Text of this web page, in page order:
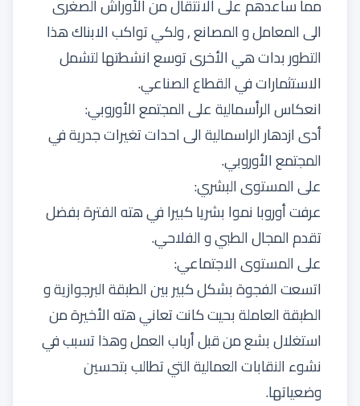
مما ساعدهم على الانتقال من الأوراش الصغرى
الى المعامل و المصانع , ولكي تواكب الابناك هذا
التطور بدات هي الأخرى توسع انشطتها لتشمل
الاستثمارات في القطاع الصناعي.
انعكاس الرأسمالية على المجتمع الأوروبي:
أدى ازدهار الراسمالية الى احدات تغيرات جدرية في
المجتمع الأوروبي.
على المستوى البشري:
عرفت أوروبا نموا بشريا كبيرا في هته الفترة بفضل
تقدم المجال الطبي و الفلاحي.
على المستوى الاجتماعي:
اتسعت الفجوة بشكل كبير بين الطبقة البرجوازية و
الطبقة العاملة بحيت كانت تعاني هته الأخيرة من
استغلال بشع من قبل أرباب العمل وهذا تسبب في
نشوء النقابات العمالية التي تطالب بتحسين
وضعياتها.